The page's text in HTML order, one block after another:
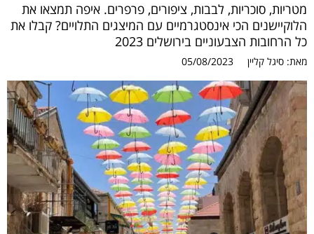
מטריות, סוכריות, לבבות, ציפורים, פרפרים. איפה תמצאו את
הלוקיישנים הכי אינסטגרמיים עם המיצגים התלויים? קבלו את
כל הרחובות הצבעוניים בירושלים 2023
מאת: סיגל קליין 05/08/2023